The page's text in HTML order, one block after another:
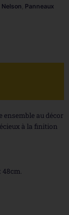
Nelson Panneaux
ensemble au décor
à la finition
48cm.